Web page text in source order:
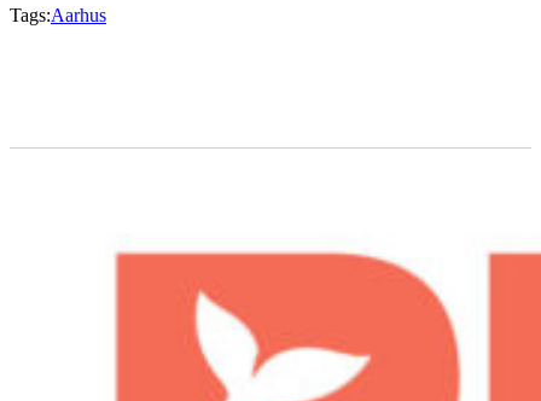
Tags:Aarhus